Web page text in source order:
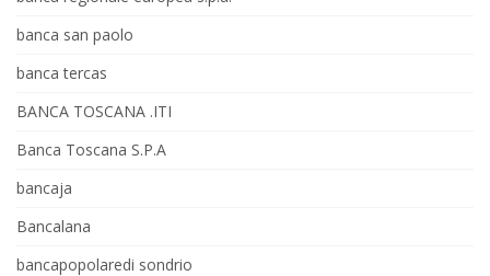
banca san paolo
banca tercas
BANCA TOSCANA .ITI
Banca Toscana S.P.A
bancaja
Bancalana
bancapopolaredi sondrio